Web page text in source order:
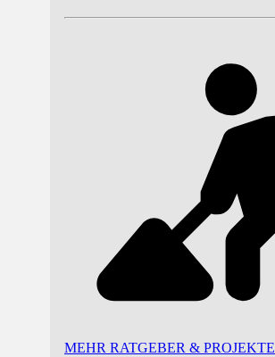
MEHR RATGEBER & PROJEKTE